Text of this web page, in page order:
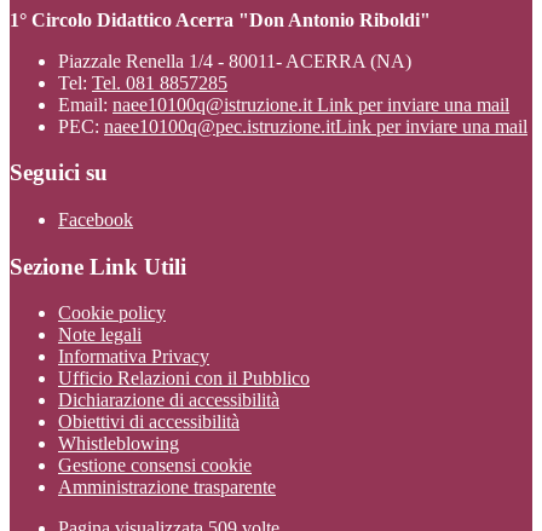
1° Circolo Didattico Acerra "Don Antonio Riboldi"
Piazzale Renella 1/4 - 80011- ACERRA (NA)
Tel: Tel. 081 8857285
Email: naee10100q@istruzione.it Link per inviare una mail
PEC: naee10100q@pec.istruzione.itLink per inviare una mail
Seguici su
Facebook
Sezione Link Utili
Cookie policy
Note legali
Informativa Privacy
Ufficio Relazioni con il Pubblico
Dichiarazione di accessibilità
Obiettivi di accessibilità
Whistleblowing
Gestione consensi cookie
Amministrazione trasparente